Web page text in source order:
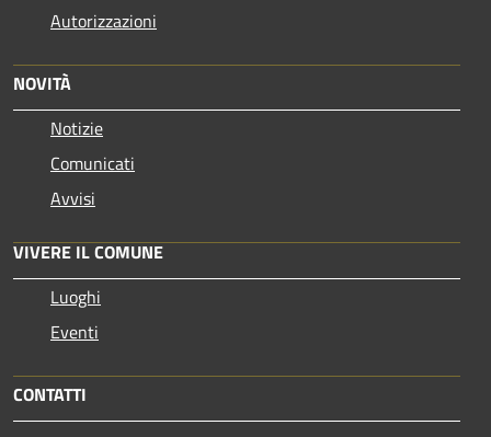
Autorizzazioni
NOVITÀ
Notizie
Comunicati
Avvisi
VIVERE IL COMUNE
Luoghi
Eventi
CONTATTI